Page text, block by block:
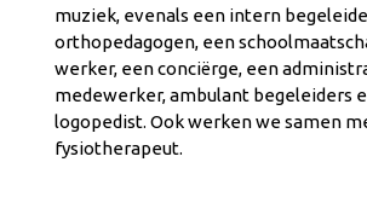
muziek, evenals een intern
orthopedagogen, een
werker, een conciërge, een
medewerker, ambulant begeleiders
logopedist. Ook werken we samen
fysiotherapeut.